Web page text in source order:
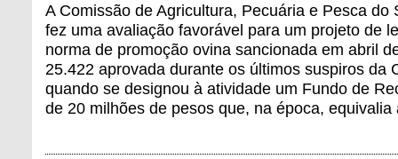
A Comissão de Agricultura, Pecuária e Pesca do
fez uma avaliação favorável para um projeto de
norma de promoção ovina sancionada em abril
25.422 aprovada durante os últimos suspiros da
quando se designou à atividade um Fundo de
de 20 milhões de pesos que, na época,